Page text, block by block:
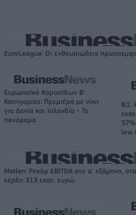
EuroLeague: Οι ενθουσιώδεις
Ευρωπαϊκό Κορασίδων Β'
Κατηγορίας: Πρεμιέρα με νίκη
για Δανία και Ισλανδία - Το
πανόραμα
Β.Σ.
low
Metlen: Ρεκόρ EBITDA στο α' εξάμηνο,
κέρδη 313 εκατ. ευρώ